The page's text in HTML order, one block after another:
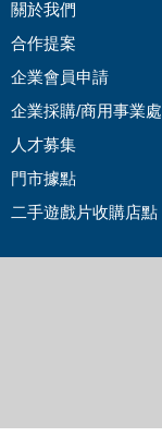
關於我們
合作提案
企業會員申請
企業採購/商用事業處
人才募集
門市據點
二手遊戲片收購店點